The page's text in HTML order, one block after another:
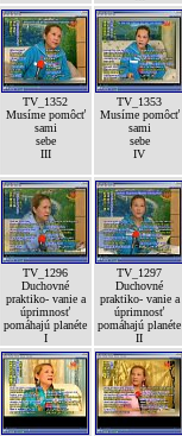
TV_1352
Musíme pomôcť
sami
sebe
III
TV_1353
Musíme pomôcť
sami
sebe
IV
TV_1296
Duchovné
praktiko- vanie a
úprimnosť
pomáhajú planéte
I
TV_1297
Duchovné
praktiko- vanie a
úprimnosť
pomáhajú planéte
II